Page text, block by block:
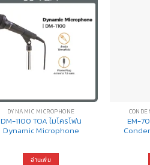
DYNAMIC MICROPHONE
DM-1100 TOA ไมโครโฟน
Dynamic Microphone
อ่านเพิ่ม
EM-